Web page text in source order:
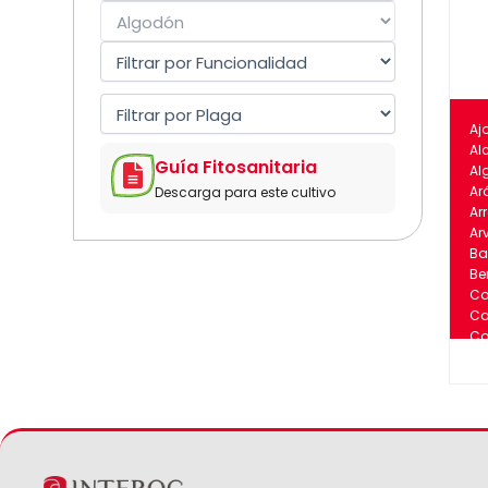
Guía Fitosanitaria
Descarga para este cultivo